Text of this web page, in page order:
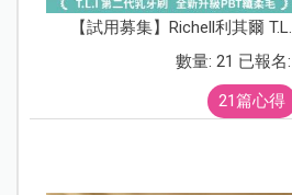
【試用募集】Richell利其爾
數量: 21 已報名
21篇心得